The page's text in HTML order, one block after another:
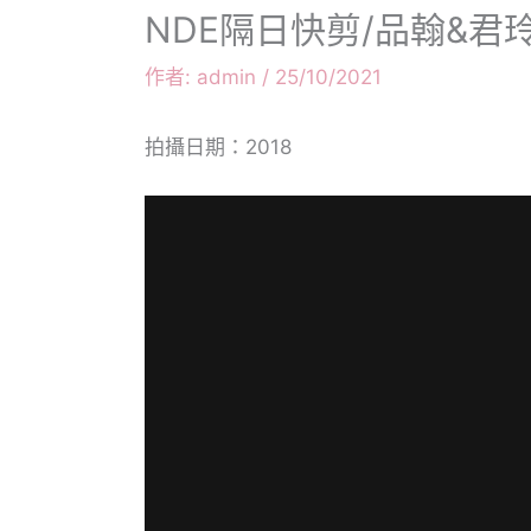
NDE隔日快剪/品翰&君
作者: admin / 25/10/2021
拍攝日期：2018